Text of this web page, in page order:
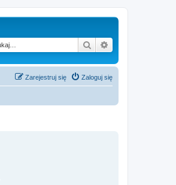
Szukaj
Zaloguj się
Zarejestruj się